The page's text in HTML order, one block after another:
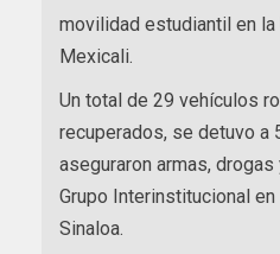
movilidad estudiantil en la
Mexicali.
Un total de 29 vehículos
recuperados, se detuvo a
aseguraron armas,
Grupo Interinstitucional
Sinaloa.